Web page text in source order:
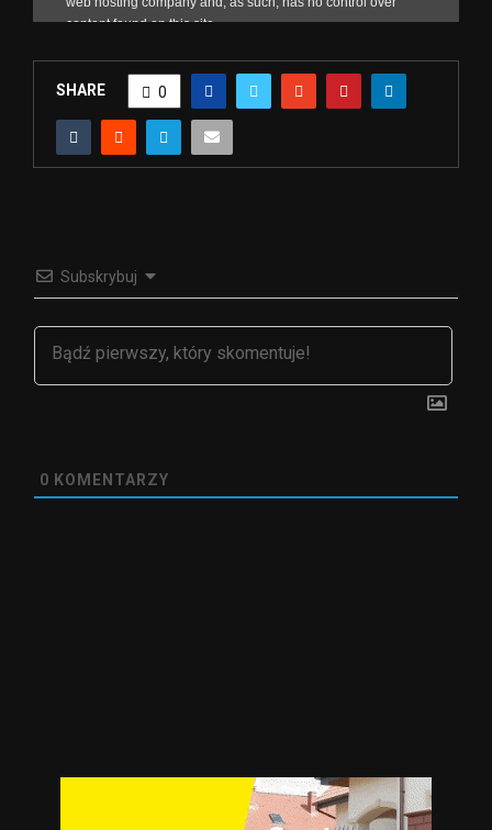
SHARE 0
Subskrybuj
0 KOMENTARZY